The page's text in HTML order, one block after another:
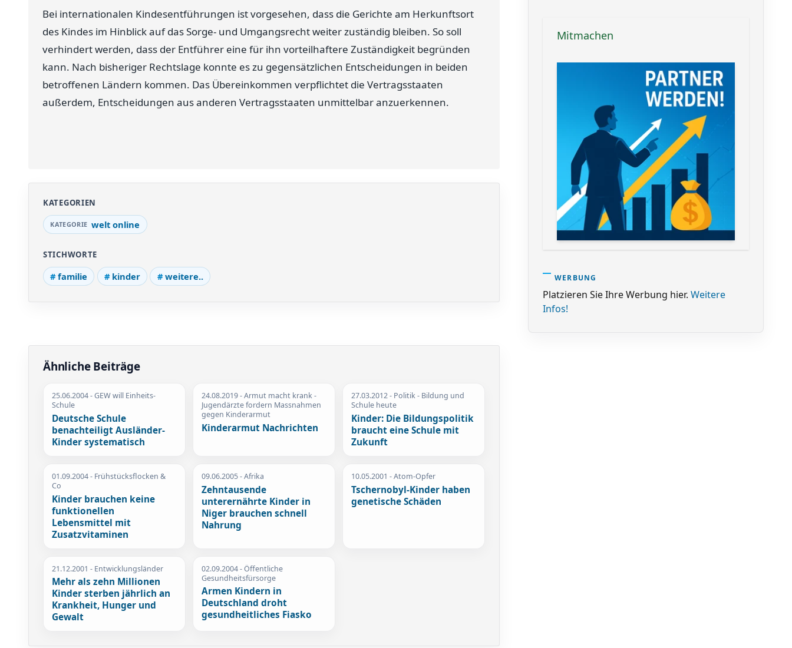
Bei internationalen Kindesentführungen ist vorgesehen, dass die Gerichte am Herkunftsort
des Kindes im Hinblick auf das Sorge- und Umgangsrecht weiter zuständig bleiben. So soll
verhindert werden, dass der Entführer eine für ihn vorteilhaftere Zuständigkeit begründen
kann. Nach bisheriger Rechtslage konnte es zu gegensätzlichen Entscheidungen in beiden
betroffenen Ländern kommen. Das Übereinkommen verpflichtet die Vertragsstaaten
außerdem, Entscheidungen aus anderen Vertragsstaaten unmittelbar anzuerkennen.
KATEGORIEN
welt online
STICHWORTE
familie kinder weitere..
Ähnliche Beiträge
25.06.2004- GEW will Einheits-
Schule
Deutsche Schule
benachteiligt Ausländer-
Kinder systematisch
24.08.2019- Armut macht krank -
Jugendärzte fordern Massnahmen
gegen Kinderarmut
Kinderarmut Nachrichten
27.03.2012- Politik - Bildung und
Schule heute
Kinder: Die Bildungspolitik
braucht eine Schule mit
Zukunft
01.09.2004- Frühstücksflocken &
Co
Kinder brauchen keine
funktionellen
Lebensmittel mit
Zusatzvitaminen
09.06.2005- Afrika
Zehntausende
unterernährte Kinder in
Niger brauchen schnell
Nahrung
10.05.2001 - Atom-Opfer
Tschernobyl-Kinder haben
genetische Schäden
21.12.2001 - Entwicklungsländer
Mehr als zehn Millionen
Kinder sterben jährlich an
Krankheit, Hunger und
Gewalt
02.09.2004- Öffentliche
Gesundheitsfürsorge
Armen Kindern in
Deutschland droht
gesundheitliches Fiasko
Mitmachen
WERBUNG
Platzieren Sie Ihre Werbung hier. Weitere
Infos!